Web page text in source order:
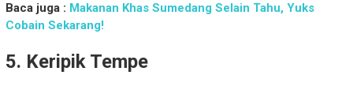
Baca juga : Makanan Khas Sumedang Selain Tahu, Yuks
Cobain Sekarang!
5. Keripik Tempe